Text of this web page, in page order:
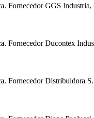
Fornecedor GGS
Fornecedor Ducontex
Fornecedor Distribuidora